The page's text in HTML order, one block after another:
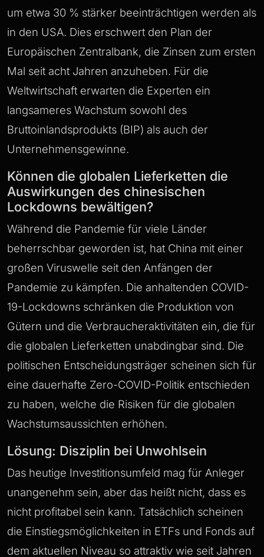
um etwa 30 % stärker beeinträchtigen werden als
in den USA. Dies erschwert den Plan der
Europäischen Zentralbank, die Zinsen zum ersten
Mal seit acht Jahren anzuheben. Für die
Weltwirtschaft erwarten die Experten ein
langsameres Wachstum sowohl des
Bruttoinlandsprodukts (BIP) als auch der
Unternehmensgewinne.
Können die globalen Lieferketten die
Auswirkungen des chinesischen
Lockdowns bewältigen?
Während die Pandemie für viele Länder
beherrschbar geworden ist, hat China mit einer
großen Viruswelle seit den Anfängen der
Pandemie zu kämpfen. Die anhaltenden COVID-
19-Lockdowns schränken die Produktion von
Gütern und die Verbraucheraktivitäten ein, die für
die globalen Lieferketten unabdingbar sind. Die
politischen Entscheidungsträger scheinen sich für
eine dauerhafte Zero-COVID-Politik entschieden
zu haben, welche die Risiken für die globalen
Wachstumsaussichten erhöhen.
Lösung: Disziplin bei Unwohlsein
Das heutige Investitionsumfeld mag für Anleger
unangenehm sein, aber das heißt nicht, dass es
nicht profitabel sein kann. Tatsächlich scheinen
die Einstiegsmöglichkeiten in ETFs und Fonds auf
dem aktuellen Niveau so attraktiv wie seit Jahren